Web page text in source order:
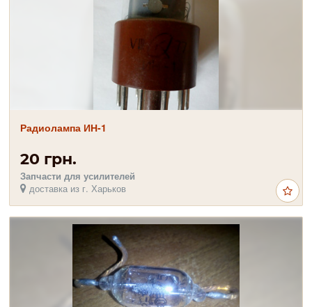
Радиолампа ИН-1
20 грн.
Запчасти для усилителей
доставка из г. Харьков